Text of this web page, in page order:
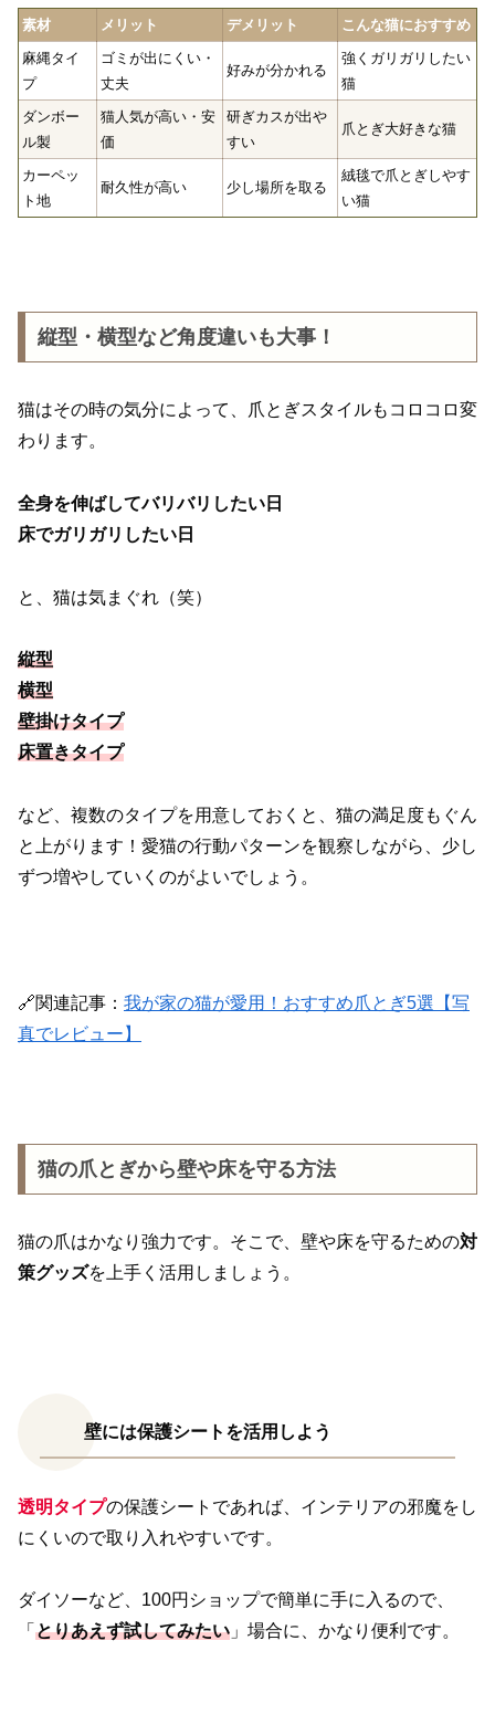
素材 メリット デメリット
こんな猫におすすめ
麻縄タイ
プ
ゴミが出にくい・
丈夫
好みが分かれる
強くガリガリしたい
猫
ダンボー
ル製
猫人気が高い・安
価
研ぎカスが出や
すい
爪とぎ大好きな猫
カーペッ
ト地
耐久性が高い 少し場所を取る
絨毯で爪とぎしやす
い猫
縦型・横型など角度違いも大事！
猫はその時の気分によって、爪とぎスタイルもコロコロ変
わります。
全身を伸ばしてバリバリしたい日
床でガリガリしたい日
と、猫は気まぐれ（笑）
縦型
横型
壁掛けタイプ
床置きタイプ
など、複数のタイプを用意しておくと、猫の満足度もぐん
と上がります！愛猫の行動パターンを観察しながら、少し
ずつ増やしていくのがよいでしょう。
🔗関連記事： 我が家の猫が愛用！おすすめ爪とぎ5選【写
真でレビュー】
猫の爪とぎから壁や床を守る方法
猫の爪はかなり強力です。そこで、壁や床を守るための対
策グッズを上手く活用しましょう。
壁には保護シートを活用しよう
透明タイプの保護シートであれば、インテリアの邪魔をし
にくいので取り入れやすいです。
ダイソーなど、100円ショップで簡単に手に入るので、
「 とりあえず試してみたい 」場合に、かなり便利です。